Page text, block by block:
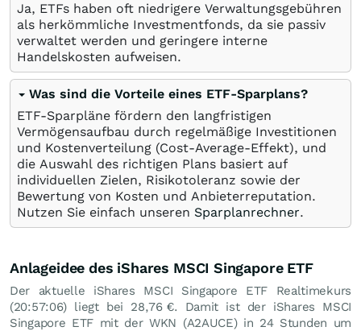
Ja, ETFs haben oft niedrigere Verwaltungsgebühren
als herkömmliche Investmentfonds, da sie passiv
verwaltet werden und geringere interne
Handelskosten aufweisen.
Was sind die Vorteile eines ETF-Sparplans?
ETF-Sparpläne fördern den langfristigen
Vermögensaufbau durch regelmäßige Investitionen
und Kostenverteilung (Cost-Average-Effekt), und
die Auswahl des richtigen Plans basiert auf
individuellen Zielen, Risikotoleranz sowie der
Bewertung von Kosten und Anbieterreputation.
Nutzen Sie einfach unseren Sparplanrechner.
Anlageidee des iShares MSCI Singapore ETF
Der aktuelle iShares MSCI Singapore ETF Realtimekurs
(20:57:06) liegt bei 28,76 €. Damit ist der iShares MSCI
Singapore ETF mit der WKN (A2AUCE) in 24 Stunden um